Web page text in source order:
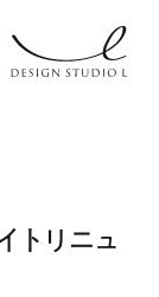
トリニュ